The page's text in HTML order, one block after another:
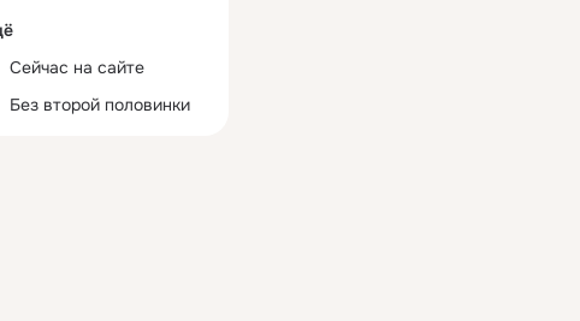
Сейчас на сайте
Без второй половинки